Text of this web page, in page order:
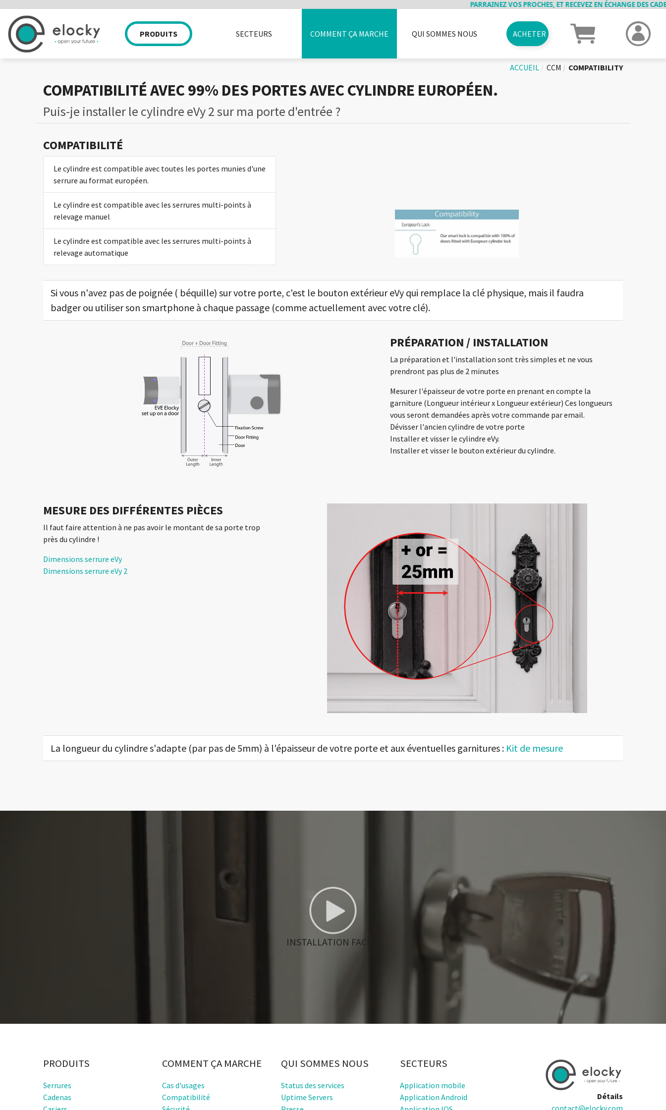
PARRAINEZ VOS PROCHES, ET RECEVEZ EN ÉCHANGE DES CADEAUX
PRODUITS
ANCIENS PRODUITS CARTES CADEAUX
SECTEURS
CAS D'USAGES
COMMENT ÇA MARCHE
PARRAINAGE ELOCKY MOVIE
QUI SOMMES NOUS
JOBS CONTACT
ACHETER
ACCUEIL CCM COMPATIBILITY
COMPATIBILITÉ AVEC 99% DES PORTES AVEC CYLINDRE EUROPÉEN.
Puis-je installer le cylindre eVy 2 sur ma porte d'entrée ?
COMPATIBILITÉ
Le cylindre est compatible avec toutes les portes munies d'une
serrure au format européen.
Le cylindre est compatible avec les serrures multi-points à
relevage manuel
Le cylindre est compatible avec les serrures multi-points à
relevage automatique
Si vous n'avez pas de poignée ( béquille) sur votre porte, c'est le bouton extérieur eVy qui remplace la clé physique, mais il faudra
badger ou utiliser son smartphone à chaque passage (comme actuellement avec votre clé).
PRÉPARATION / INSTALLATION
La préparation et l'installation sont très simples et ne vous
prendront pas plus de 2 minutes
Mesurer l'épaisseur de votre porte en prenant en compte la
garniture (Longueur intérieur x Longueur extérieur) Ces longueurs
vous seront demandées après votre commande par email.
Dévisser l'ancien cylindre de votre porte
Installer et visser le cylindre eVy.
Installer et visser le bouton extérieur du cylindre.
MESURE DES DIFFÉRENTES PIÈCES
Il faut faire attention à ne pas avoir le montant de sa porte trop
près du cylindre !
Dimensions serrure eVy
Dimensions serrure eVy 2
La longueur du cylindre s'adapte (par pas de 5mm) à l'épaisseur de votre porte et aux éventuelles garnitures : Kit de mesure
INSTALLATION FACILE
PRODUITS
Serrures
Cadenas
COMMENT ÇA MARCHE
Cas d'usages
Compatibilité
QUI SOMMES NOUS
Status des services
Uptime Servers
SECTEURS
Application mobile
Application Android
Détails
contact@elocky.com